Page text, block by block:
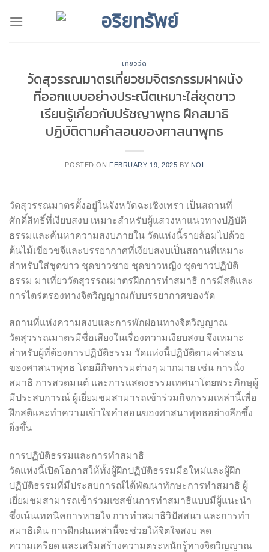
เที่ยววัด
วัดสุวรรณมาตรเที่ยวชมจิตรกรรมฝาผนัง
ที่ออกแบบอย่างประณีตเหมาะใส่ชุดขาว
เรียนรู้เกี่ยวกับปรัชญาพุทธ ฝึกสมาธิ
ปฏิบัติตามคำสอนของศาสนาพุทธ
POSTED ON FEBRUARY 19, 2025 BY NOI
วัดสุวรรณมาตรตั้งอยู่ในจังหวัดฉะเชิงเทรา เป็นสถานที่
ศักดิ์สิทธิ์ที่เงียบสงบ เหมาะสำหรับผู้แสวงหาแนวทางปฏิบัติ
ธรรมและค้นหาความสงบภายใน วัดแห่งนี้รายล้อมไปด้วย
ต้นไม้เขียวขจีและบรรยากาศที่เงียบสงบเป็นสถานที่เหมาะ
สำหรับใส่ชุดขาว ชุดขาวชาย ชุดขาวหญิง ชุดขาวปฏิบัติ
ธรรม มาเที่ยววัดสุวรรณมาตรฝึกการทำสมาธิ การมีสติและ
การไตร่ตรองทางจิตวิญญาณกับบรรยากาศของวัด
สถานที่แห่งความสงบและการพักผ่อนทางจิตวิญญาณ
วัดสุวรรณมาตรมีชื่อเสียงในเรื่องความเงียบสงบ จึงเหมาะ
สำหรับผู้ที่ต้องการปฏิบัติธรรม วัดแห่งนี้ปฏิบัติตามคำสอน
ของศาสนาพุทธ โดยมีกิจกรรมต่างๆ มากมาย เช่น การนั่ง
สมาธิ การสวดมนต์ และการแสดงธรรมเทศนาโดยพระภิกษุผู้
มีประสบการณ์ ผู้เยี่ยมชมสามารถเข้าร่วมกิจกรรมเหล่านี้เพื่อ
ฝึกสติและทำความเข้าใจคำสอนของศาสนาพุทธอย่างลึกซึ้ง
ยิ่งขึ้น
การปฏิบัติธรรมและการทำสมาธิ
วัดแห่งนี้เปิดโอกาสให้ทั้งผู้ฝึกปฏิบัติธรรมมือใหม่และผู้ฝึก
ปฏิบัติธรรมที่มีประสบการณ์ได้พัฒนาทักษะการทำสมาธิ ผู้
เยี่ยมชมสามารถเข้าร่วมเซสชั่นการทำสมาธิแบบมีผู้แนะนำ
ซึ่งเน้นเทคนิคการหายใจ การทำสมาธิวิปัสสนา และการทำ
สมาธิเดิน การฝึกฝนเหล่านี้จะช่วยให้จิตใจสงบ ลด
ความเครียด และเสริมสร้างความตระหนักรู้ทางจิตวิญญาณ